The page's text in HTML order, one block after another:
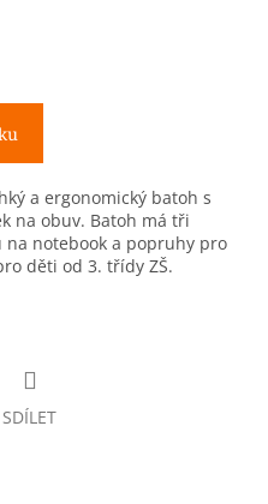
a ergonomický batoh s
na obuv. Batoh má tři
notebook a popruhy pro
děti od 3. třídy ZŠ.
SDÍLET